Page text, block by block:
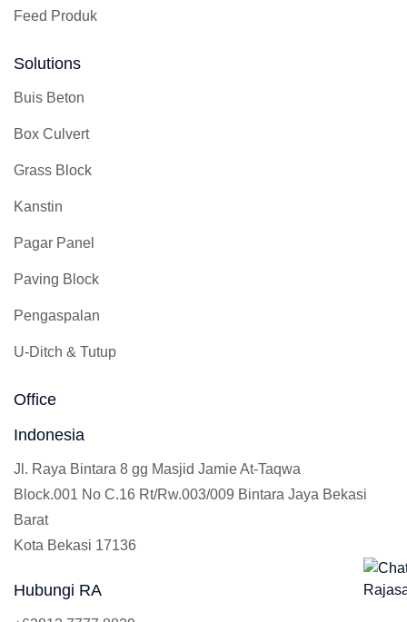
Feed Produk
Solutions
Buis Beton
Box Culvert
Grass Block
Kanstin
Pagar Panel
Paving Block
Pengaspalan
U-Ditch & Tutup
Office
Indonesia
Jl. Raya Bintara 8 gg Masjid Jamie At-Taqwa
Block.001 No C.16 Rt/Rw.003/009 Bintara Jaya Bekasi
Barat
Kota Bekasi 17136
Hubungi RA